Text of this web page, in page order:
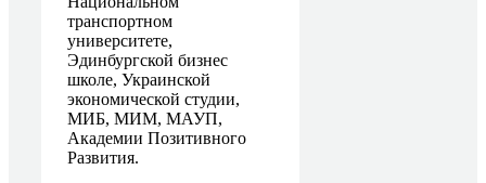
транспортном
университете,
Эдинбургской бизнес
школе, Украинской
экономической студии,
МИБ, МИМ, МАУП,
Академии Позитивного
Развития.